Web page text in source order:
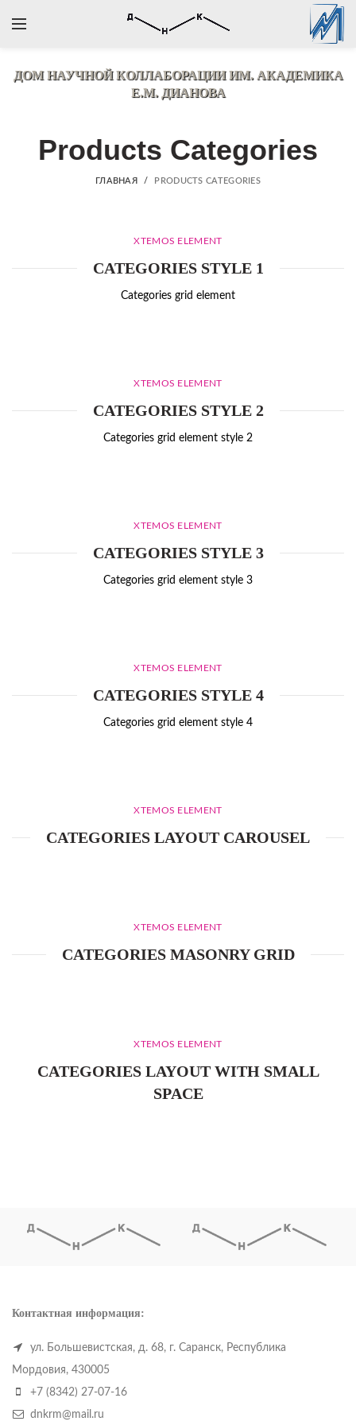
ДОМ НАУЧНОЙ КОЛЛАБОРАЦИИИМ. АКАДЕМИКА
Е.М. ДИАНОВА
Products Categories
ГЛАВНАЯ PRODUCTS CATEGORIES
XTEMOS ELEMENT
CATEGORIES STYLE 1
Categories grid element
XTEMOS ELEMENT
CATEGORIES STYLE 2
Categories grid element style 2
XTEMOS ELEMENT
CATEGORIES STYLE 3
Categories grid element style 3
XTEMOS ELEMENT
CATEGORIES STYLE 4
Categories grid element style 4
XTEMOS ELEMENT
CATEGORIES LAYOUT CAROUSEL
XTEMOS ELEMENT
CATEGORIES MASONRY GRID
XTEMOS ELEMENT
CATEGORIES LAYOUT WITH SMALL
SPACE
Контактная информация:
ул. Большевистская, д. 68, г. Саранск, Республика
Мордовия, 430005
+7 (8342) 27-07-16
dnkrm@mail.ru